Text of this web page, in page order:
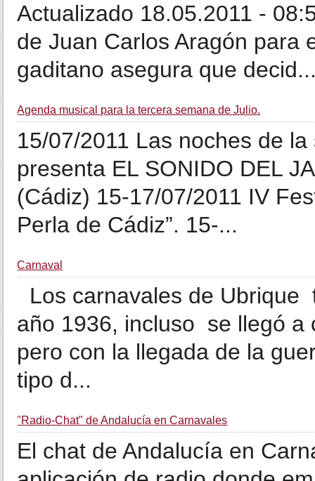
Actualizado 18.05.2011 -
de Juan Carlos Aragón para
gaditano asegura que
Agenda musical para la tercera semana de Julio.
15/07/2011 Las noches de
presenta EL SONIDO DEL
(Cádiz) 15-17/07/2011 IV
Perla de Cádiz”. 15-...
Carnaval
Los carnavales de
año 1936, incluso se llegó a
pero con la llegada de la
tipo d...
"Radio-Chat" de Andalucía en Carnavales
El chat de Andalucía en